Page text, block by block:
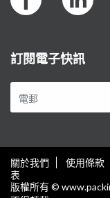
訂閱電子快訊
關於我們 使用條款
表
版權所有 ©